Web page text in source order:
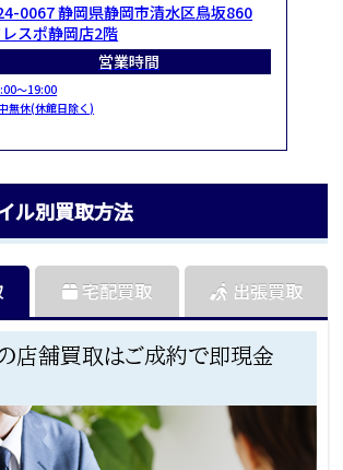
0067 静岡県静岡市清水区鳥坂860
レスポ静岡店2階
営業時間
～19:00
無休(休館日除く)
ル別買取方法
店舗買取はご成約で即現金
宅配買取 出張買取